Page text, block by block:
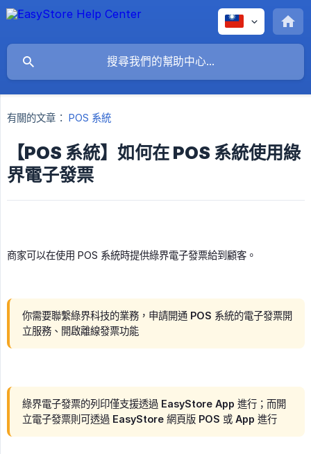
有關的文章： POS 系統
【POS 系統】如何在 POS 系統使用綠
界電子發票
商家可以在使用 POS 系統時提供綠界電子發票給到顧客。
你需要聯繫綠界科技的業務，申請開通 POS 系統的電子發票開
立服務、開啟離線發票功能
綠界電子發票的列印僅支援透過 EasyStore App 進行；而開
立電子發票則可透過 EasyStore 網頁版 POS 或 App 進行